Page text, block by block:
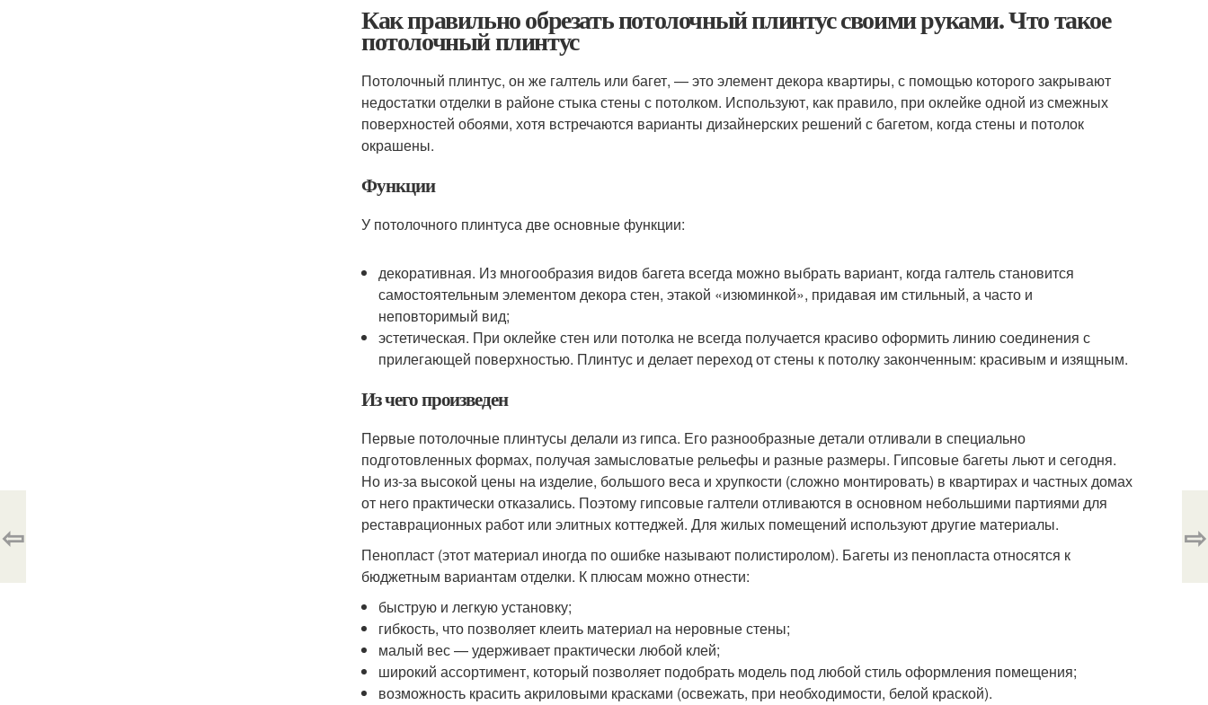
Как правильно обрезать потолочный плинтус своими руками. Что такое
потолочный плинтус
Потолочный плинтус, он же галтель или багет, — это элемент декора квартиры, с помощью которого закрывают
недостатки отделки в районе стыка стены с потолком. Используют, как правило, при оклейке одной из смежных
поверхностей обоями, хотя встречаются варианты дизайнерских решений с багетом, когда стены и потолок
окрашены.
Функции
У потолочного плинтуса две основные функции:
декоративная. Из многообразия видов багета всегда можно выбрать вариант, когда галтель становится
самостоятельным элементом декора стен, этакой «изюминкой», придавая им стильный, а часто и
неповторимый вид;
эстетическая. При оклейке стен или потолка не всегда получается красиво оформить линию соединения с
прилегающей поверхностью. Плинтус и делает переход от стены к потолку законченным: красивым и изящным.
Из чего произведен
Первые потолочные плинтусы делали из гипса. Его разнообразные детали отливали в специально
подготовленных формах, получая замысловатые рельефы и разные размеры. Гипсовые багеты льют и сегодня.
Но из-за высокой цены на изделие, большого веса и хрупкости (сложно монтировать) в квартирах и частных домах
от него практически отказались. Поэтому гипсовые галтели отливаются в основном небольшими партиями для
реставрационных работ или элитных коттеджей. Для жилых помещений используют другие материалы.
Пенопласт (этот материал иногда по ошибке называют полистиролом). Багеты из пенопласта относятся к
бюджетным вариантам отделки. К плюсам можно отнести:
быструю и легкую установку;
гибкость, что позволяет клеить материал на неровные стены;
малый вес — удерживает практически любой клей;
широкий ассортимент, который позволяет подобрать модель под любой стиль оформления помещения;
возможность красить акриловыми красками (освежать, при необходимости, белой краской).
⇦ ⇨